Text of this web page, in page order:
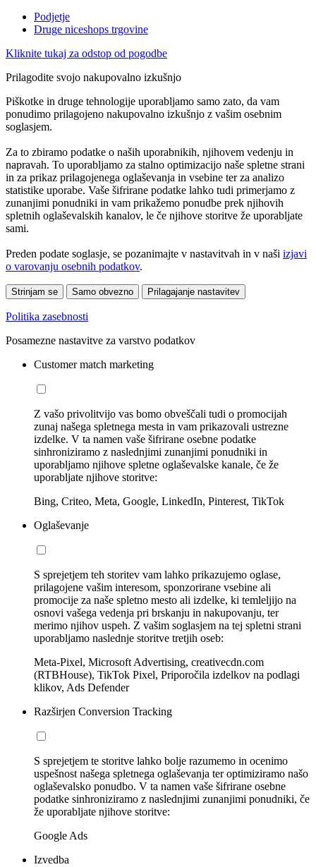
Podjetje
Druge niceshops trgovine
Kliknite tukaj za odstop od pogodbe
Prilagodite svojo nakupovalno izkušnjo
Piškotke in druge tehnologije uporabljamo samo zato, da vam
ponudimo prilagojeno nakupovalno izkušnjo z vašim osebnim
soglasjem.
Za to zbiramo podatke o naših uporabnikih, njihovem vedenju in
napravah. To uporabljamo za stalno optimizacijo naše spletne strani
in za prikaz prilagojenega oglaševanja in vsebine ter za analizo
statistike uporabe. Vaše šifrirane podatke lahko tudi primerjamo z
zunanjimi ponudniki in vam prikažemo ponudbe prek njihovih
spletnih oglaševalskih kanalov, le če njihove storitve že uporabljate
sami.
Preden podate soglasje, se pozanimajte v nastavitvah in v naši izjavi
o varovanju osebnih podatkov.
Strinjam se Samo obvezno Prilagajanje nastavitev
Politika zasebnosti
Posamezne nastavitve za varstvo podatkov
Customer match marketing
Z vašo privolitvijo vas bomo obveščali tudi o promocijah
zunaj našega spletnega mesta in vam prikazovali ustrezne
izdelke. V ta namen vaše šifrirane osebne podatke
sinhroniziramo z naslednjimi zunanjimi ponudniki in
uporabljamo njihove spletne oglaševalske kanale, če že
uporabljate njihove storitve:
Bing, Criteo, Meta, Google, LinkedIn, Pinterest, TikTok
Oglaševanje
S sprejetjem teh storitev vam lahko prikazujemo oglase,
prilagojene vašim interesom, sponzorirane vsebine ali
promocije za naše spletno mesto ali izdelke, ki temleljijo na
osnovi vašega vedenja pri brskanju in nakupovanju, ter
merimo njihov uspeh. Z vašim soglasjem na tej spletni strani
uporabljamo naslednje storitve tretjih oseb:
Meta-Pixel, Microsoft Advertising, creativecdn.com
(RTBHouse), TikTok Pixel, Priporočila izdelkov na podlagi
klikov, Ads Defender
Razširjen Conversion Tracking
S sprejetjem te storitve lahko bolje razumemo in ocenimo
uspešnost našega spletnega oglaševanja ter optimiziramo našo
oglaševalsko ponudbo. V ta namen vaše šifrirane osebne
podatke sinhroniziramo z naslednjimi zunanjimi ponudniki, če
že uporabljate njihove storitve:
Google Ads
Izvedba